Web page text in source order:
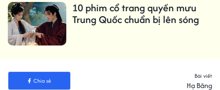
10 phim cổ trang quyền mưu
Trung Quốc chuẩn bị lên sóng
Chia sẻ
Bài viết
Hạ Băng